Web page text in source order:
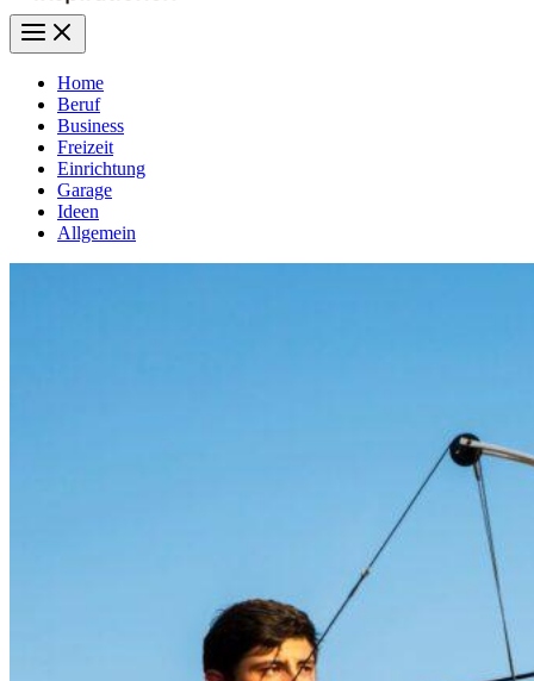
Home
Beruf
Business
Freizeit
Einrichtung
Garage
Ideen
Allgemein